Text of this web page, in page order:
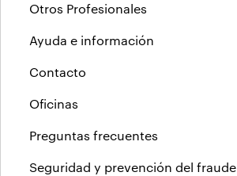
Otros Profesionales
Ayuda e información
Contacto
Oficinas
Preguntas frecuentes
Seguridad y prevención del fraude